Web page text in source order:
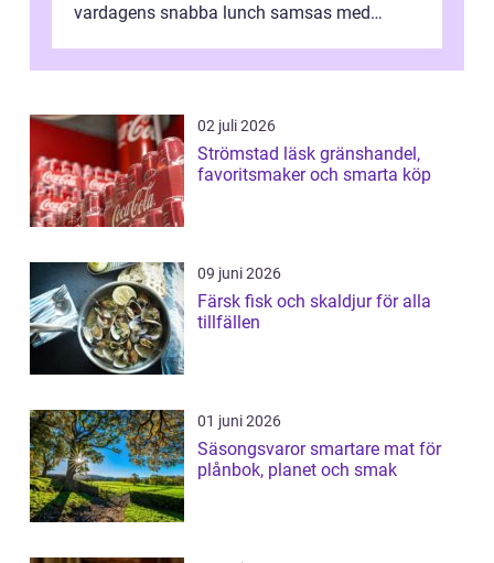
vardagens snabba lunch samsas med
02 juli 2026
Strömstad läsk gränshandel,
favoritsmaker och smarta köp
09 juni 2026
Färsk fisk och skaldjur för alla
tillfällen
01 juni 2026
Säsongsvaror smartare mat för
plånbok, planet och smak